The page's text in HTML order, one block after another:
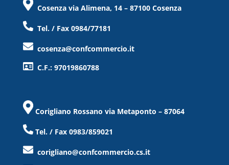
Cosenza via Alimena, 14 – 87100 Cosenza
Tel. / Fax 0984/77181
cosenza@confcommercio.it
C.F.: 97019860788
Corigliano Rossano via Metaponto – 87064
Tel. / Fax 0983/859021
corigliano@confcommercio.cs.it